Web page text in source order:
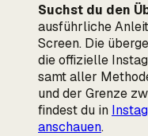
Suchst du den
ausführliche
Screen. Die
die offizielle
samt aller
und der Grenze
findest du in
anschauen.